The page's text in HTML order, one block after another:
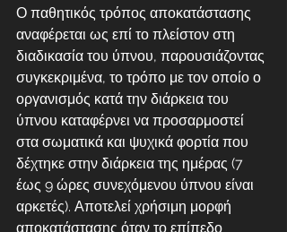
Ο παθητικός τρόπος αποκατάστασης
αναφέρεται ως επί το πλείστον στη
διαδικασία του ύπνου, παρουσιάζοντας
συγκεκριμένα, το τρόπο με τον οποίο ο
οργανισμός κατά την διάρκεια του
ύπνου καταφέρνει να προσαρμοστεί
στα σωματικά και ψυχικά φορτία που
δέχτηκε στην διάρκεια της ημέρας (7
έως 9 ώρες συνεχόμενου ύπνου είναι
αρκετές). Αποτελεί χρήσιμη μορφή
αποκατάστασης όταν το επίπεδο